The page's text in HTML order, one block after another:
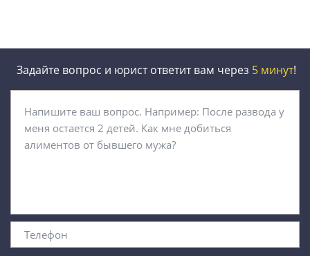
Задайте вопрос и юрист ответит вам через 5 минут!